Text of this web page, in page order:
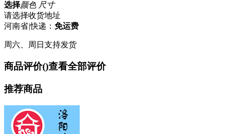
选择颜色 尺寸
请选择收货地址
河南省|快递： 免运费
周六、周日支持发货
商品评价()查看全部评价
推荐商品